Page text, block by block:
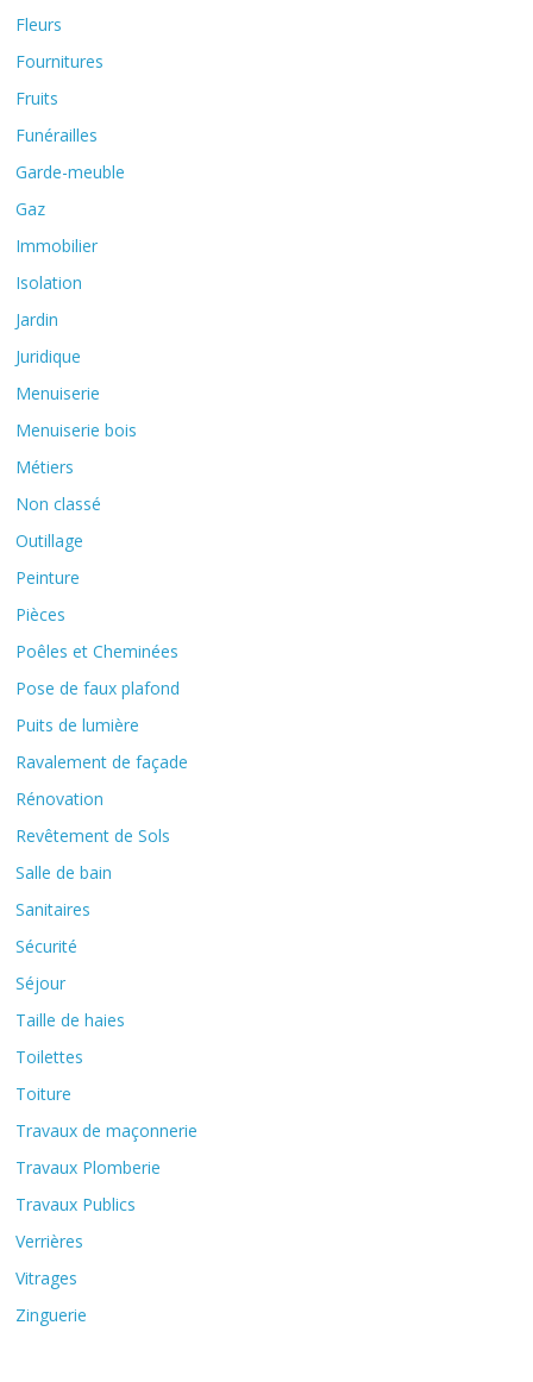
Fleurs
Fournitures
Fruits
Funérailles
Garde-meuble
Gaz
Immobilier
Isolation
Jardin
Juridique
Menuiserie
Menuiserie bois
Métiers
Non classé
Outillage
Peinture
Pièces
Poêles et Cheminées
Pose de faux plafond
Puits de lumière
Ravalement de façade
Rénovation
Revêtement de Sols
Salle de bain
Sanitaires
Sécurité
Séjour
Taille de haies
Toilettes
Toiture
Travaux de maçonnerie
Travaux Plomberie
Travaux Publics
Verrières
Vitrages
Zinguerie